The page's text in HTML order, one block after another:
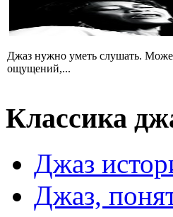
Джаз нужно уметь слушать.
ощущений,...
Классика
Джаз
Джаз,